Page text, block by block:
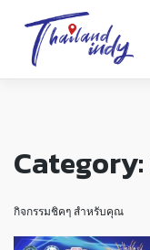
Category:
กิจกรรมชิคๆ สำหรับคุณ